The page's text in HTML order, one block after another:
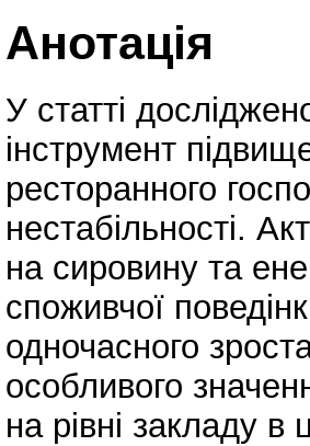
Анотація
У статті
інструмент
ресторанного
нестабільності.
на сировину та
споживчої
одночасного
особливого
на рівні закладу